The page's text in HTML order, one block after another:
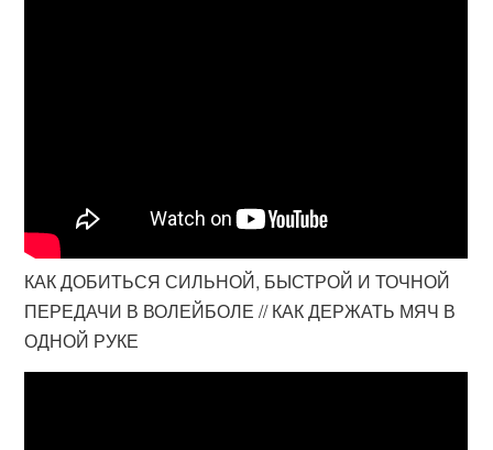
КАК ДОБИТЬСЯ СИЛЬНОЙ, БЫСТРОЙ И ТОЧНОЙ
ПЕРЕДАЧИ В ВОЛЕЙБОЛЕ // КАК ДЕРЖАТЬ МЯЧ В
ОДНОЙ РУКЕ